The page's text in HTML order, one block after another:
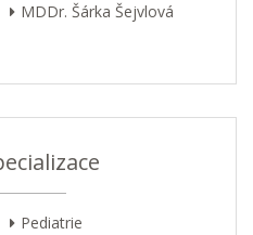
MDDr. Šárka Šejvlová
Pediatrie